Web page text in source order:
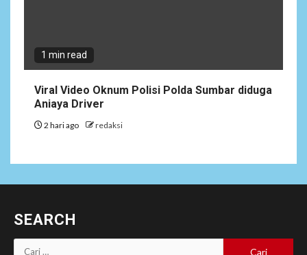
1 min read
Viral Video Oknum Polisi Polda Sumbar diduga
Aniaya Driver
2 hari ago redaksi
SEARCH
Cari